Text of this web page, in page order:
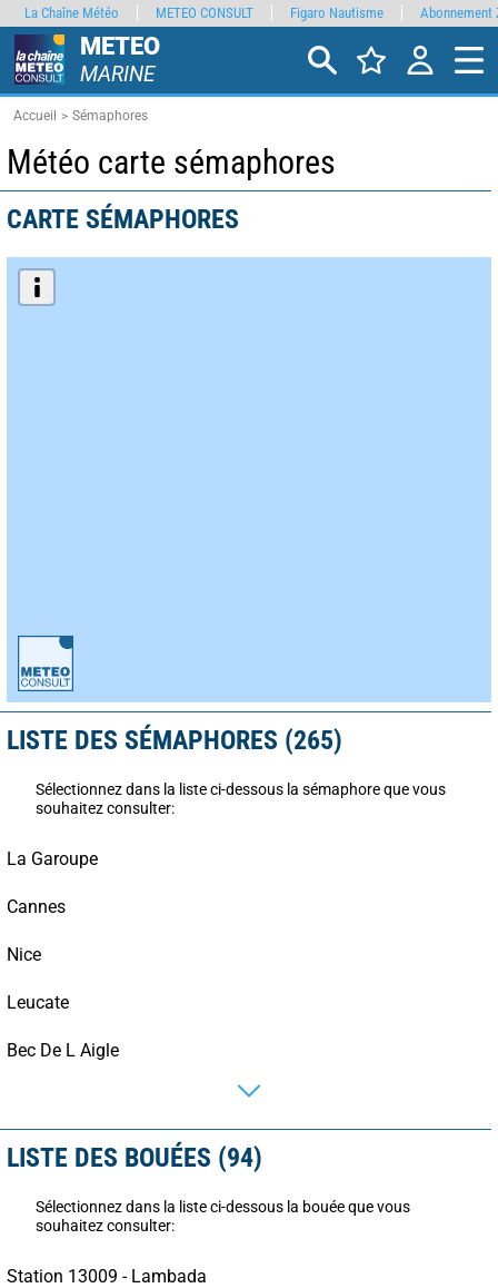
METEO
MARINE
Accueil Sémaphores
Météo carte sémaphores
CARTE SÉMAPHORES
LISTE DES SÉMAPHORES (265)
Sélectionnez dans la liste ci-dessous la sémaphore que vous
souhaitez consulter:
La Garoupe
Cannes
Nice
Leucate
Bec De L Aigle
LISTE DES BOUÉES (94)
Sélectionnez dans la liste ci-dessous la bouée que vous
souhaitez consulter:
Station 13009 - Lambada
La Chaîne Météo METEO CONSULT Figaro Nautisme Abonnement